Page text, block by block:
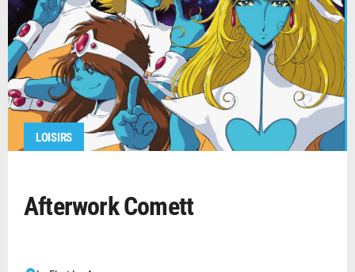
LOISIRS
Afterwork Comett